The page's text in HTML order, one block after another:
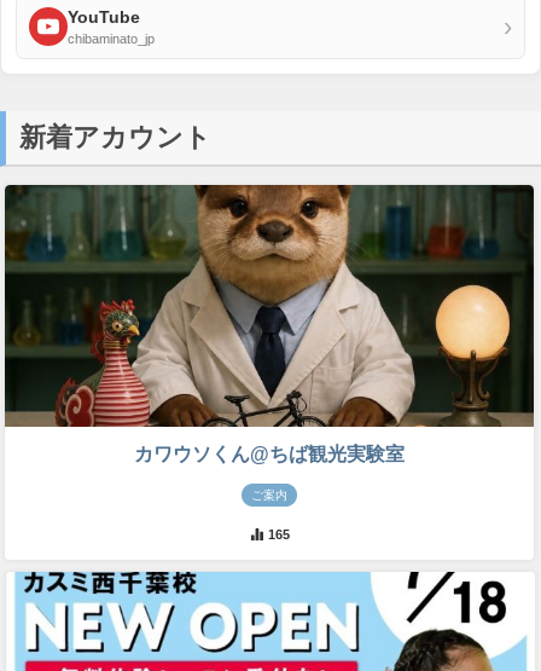
YouTube
chibaminato_jp ›
新着アカウント
カワウソくん@ちば観光実験室
ご案内
165